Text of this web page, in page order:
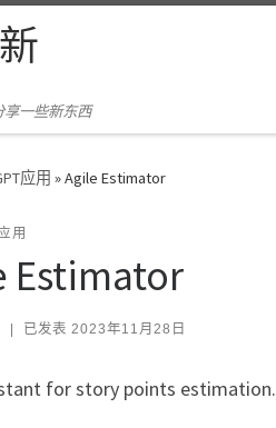
享一些新东西
应用 »Agile Estimator
用
Estimator
已发表 2023年11月28日
for story points estimation.